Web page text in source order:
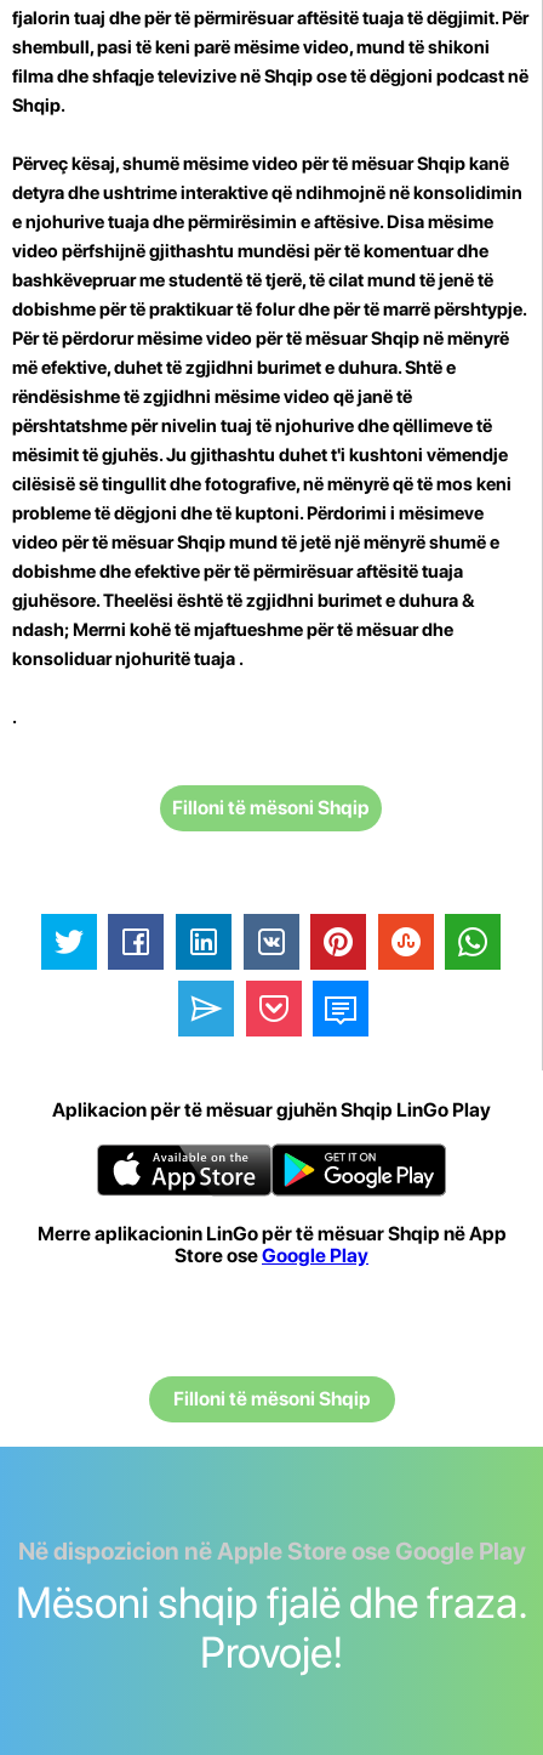
fjalorin tuaj dhe për të përmirësuar aftësitë tuaja të dëgjimit. Për
shembull, pasi të keni parë mësime video, mund të shikoni
filma dhe shfaqje televizive në Shqip ose të dëgjoni podcast në
Shqip.
Përveç kësaj, shumë mësime video për të mësuar Shqip kanë
detyra dhe ushtrime interaktiveqë ndihmojnë në konsolidimin
e njohurive tuaja dhe përmirësimin e aftësive. Disa mësime
video përfshijnë gjithashtu mundësi për të komentuar dhe
bashkëvepruar me studentë të tjerë, të cilat mund të jenë të
dobishme për të praktikuar të folur dhe për të marrë përshtypje.
Për të përdorur mësime video për të mësuar Shqip në mënyrë
më efektive, duhet të zgjidhni burimet e duhura. Shtë e
rëndësishme të zgjidhni mësime video që janë të
përshtatshme për nivelin tuaj të njohurive dhe qëllimeve të
mësimit të gjuhës. Ju gjithashtu duhet t'i kushtoni vëmendje
cilësisë së tingullit dhe fotografive, në mënyrë që të mos keni
probleme të dëgjoni dhe të kuptoni. Përdorimi i mësimeve
video për të mësuar Shqip mund të jetë një mënyrë shumë e
dobishme dhe efektive për të përmirësuar aftësitë tuaja
gjuhësore.Theelësi është të zgjidhni burimet e duhura &
ndash; Merrni kohë të mjaftueshme për të mësuar dhe
konsoliduar njohuritë tuaja .
.
Filloni të mësoni Shqip
Aplikacion për të mësuar gjuhën Shqip LinGo Play
Merre aplikacionin LinGo për të mësuar Shqip në App
Store oseGoogle Play
Filloni të mësoni Shqip
Në dispozicion në Apple Store ose Google Play
Mësoni shqip fjalë dhe fraza.
Provoje!